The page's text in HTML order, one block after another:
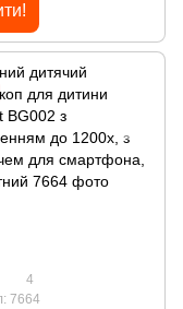
4
7664